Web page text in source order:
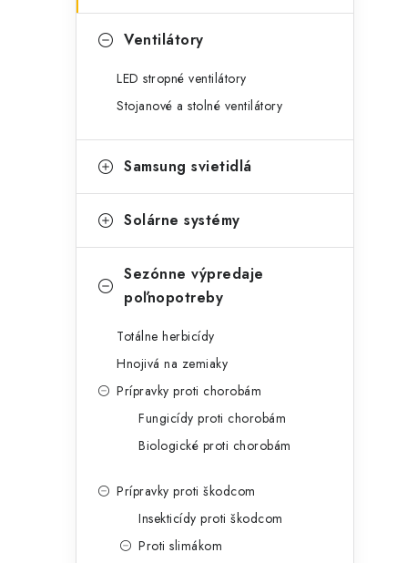
Ventilátory
LED stropné ventilátory
Stojanové a stolné ventilátory
Samsung svietidlá
Solárne systémy
Sezónne výpredaje
poľnopotreby
Totálne herbicídy
Hnojivá na zemiaky
Prípravky proti chorobám
Fungicídy proti chorobám
Biologické proti chorobám
Prípravky proti škodcom
Insekticídy proti škodcom
Proti slimákom